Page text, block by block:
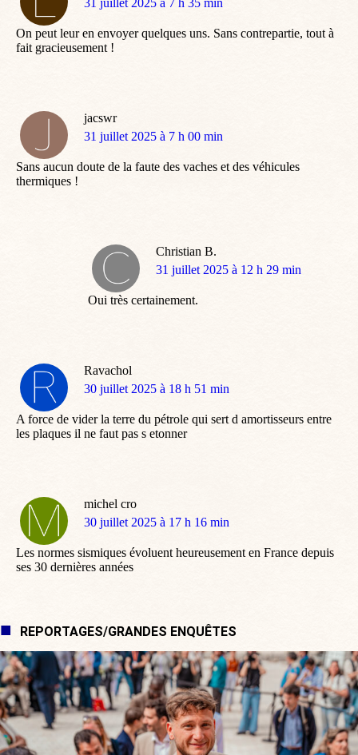
dit
31 juillet 2025 à 7 h 35 min
On peut leur en envoyer quelques uns. Sans contrepartie, tout à
fait gracieusement !
jacswr
dit
31 juillet 2025 à 7 h 00 min
Sans aucun doute de la faute des vaches et des véhicules
thermiques !
Christian B.
dit
31 juillet 2025 à 12 h 29 min
Oui très certainement.
Ravachol
dit
30 juillet 2025 à 18 h 51 min
A force de vider la terre du pétrole qui sert d amortisseurs entre
les plaques il ne faut pas s etonner
michel cro
dit
30 juillet 2025 à 17 h 16 min
Les normes sismiques évoluent heureusement en France depuis
ses 30 dernières années
REPORTAGES/GRANDES ENQUÊTES